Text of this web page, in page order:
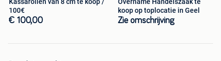
Kassarollen van 8 cm te koop /
100€
€ 100,00
Overname Handelszaak te
koop op toplocatie in Geel
Zie omschrijving